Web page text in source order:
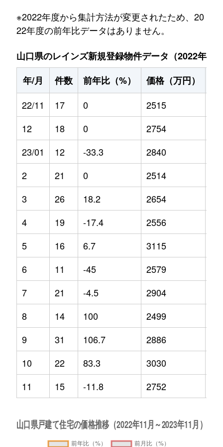
※2022年度から集計方法が変更されたため、20
22年度の前年比データはありません。
山口県のレインズ新規登録物件データ（2022年11
年/月
件数 前年比（%） 価格（万円）
22/11
17 0 2515
12
18 0 2754
23/01
12 -33.3 2840
2
21 0 2514
3
26 18.2 2654
4
19 -17.4 2556
5
16 6.7 3115
6
11 -45 2579
7
21 -4.5 2904
8
14 100 2499
9
31 106.7 2886
10
22 83.3 3030
11
15 -11.8 2752